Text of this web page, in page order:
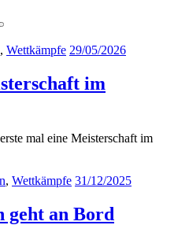
, Wettkämpfe 29/05/2026
im
mal eine Meisterschaft im
, Wettkämpfe 31/12/2025
an Bord